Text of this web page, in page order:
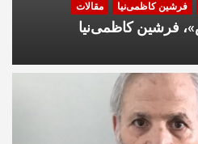
فرشین کاظمی‌نیا مقالات
فرشین کاظمی‌نیا